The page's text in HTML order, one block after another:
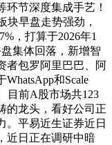
节深度集成手艺！
块早盘走势强劲，
，打算于2026年1
集体回落，新增智
者包罗阿里巴巴、阿
和Scale
目前A股市场共123
的龙头，看好公司正
。平易近生证券近日
近日正在调研中暗